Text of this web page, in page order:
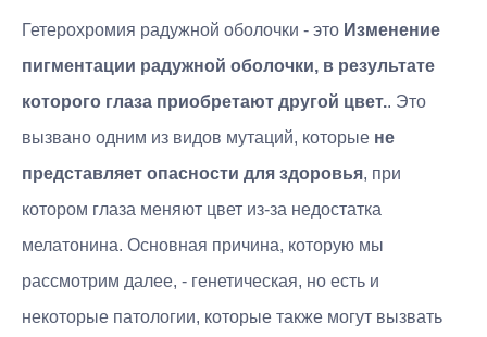
Гетерохромия радужной оболочки - это Изменение
пигментации радужной оболочки, в результате
которого глаза приобретают другой цвет.. Это
вызвано одним из видов мутаций, которые не
представляет опасности для здоровья, при
котором глаза меняют цвет из-за недостатка
мелатонина. Основная причина, которую мы
рассмотрим далее, - генетическая, но есть и
некоторые патологии, которые также могут вызвать